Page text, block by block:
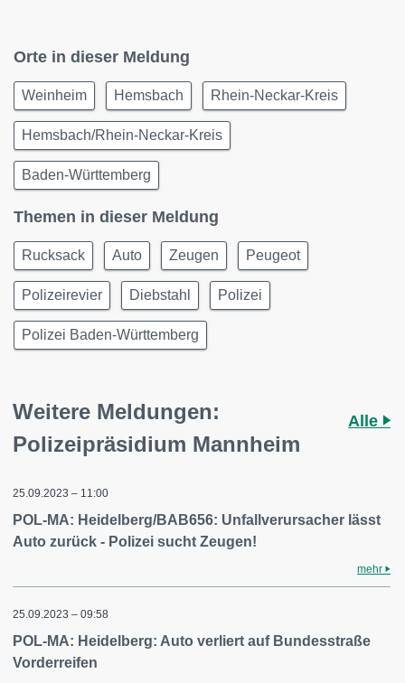
Orte in dieser Meldung
Weinheim Hemsbach Rhein-Neckar-Kreis
Hemsbach/Rhein-Neckar-Kreis
Baden-Württemberg
Themen in dieser Meldung
Rucksack Auto Zeugen Peugeot
Polizeirevier Diebstahl Polizei
Polizei Baden-Württemberg
Weitere Meldungen:
Polizeipräsidium Mannheim
Alle
25.09.2023 – 11:00
POL-MA: Heidelberg/BAB656: Unfallverursacher lässt
Auto zurück - Polizei sucht Zeugen!
mehr
25.09.2023 – 09:58
POL-MA: Heidelberg: Auto verliert auf Bundesstraße
Vorderreifen